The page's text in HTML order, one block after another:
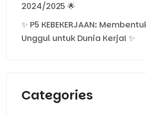
2024/2025 🌟
✨ P5 KEBEKERJAAN:
Unggul untuk Dunia Kerja! ✨
Categories